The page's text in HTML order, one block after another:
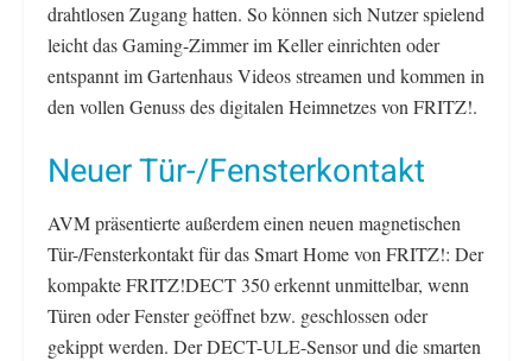
drahtlosen Zugang hatten. So können sich Nutzer spielend
leicht das Gaming-Zimmer im Keller einrichten oder
entspannt im Gartenhaus Videos streamen und kommen in
den vollen Genuss des digitalen Heimnetzes von FRITZ!.
Neuer Tür-/Fensterkontakt
AVM präsentierte außerdem einen neuen magnetischen
Tür-/Fensterkontakt für das Smart Home von FRITZ!: Der
kompakte FRITZ!DECT 350 erkennt unmittelbar, wenn
Türen oder Fenster geöffnet bzw. geschlossen oder
gekippt werden. Der DECT-ULE-Sensor und die smarten